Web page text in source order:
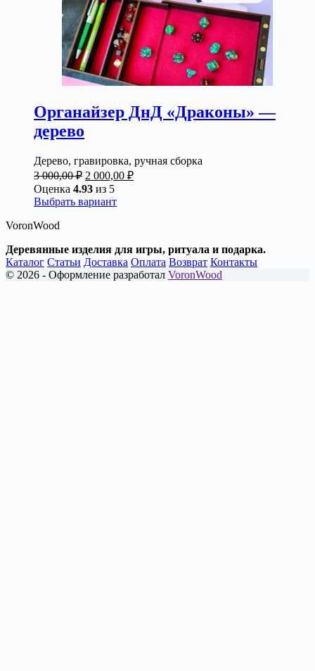
Органайзер ДнД «Драконы» —
дерево
Дерево, гравировка, ручная сборка
3 000,00₽ Первоначальная
цена
составляла
3
2 000,00 ₽Текущая
Оценка 4.93 из 5
Выбрать вариантЭтот
вариаций.
Опции
можно
VoronWood
Деревянные изделия для игры, ритуала и подарка.
Каталог Статьи Доставка Оплата Возврат Контакты
© 2026 - Оформление разработал VoronWood